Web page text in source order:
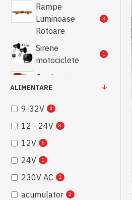
Rampe
Luminoase
Rotoare
3
Sirene
motociclete
1
Girofaruri cu
acumulator sau
2
Luminoase
Xenon
Accesorii Rampe
Luminoase
Accesorii Dirijare
ALIMENTARE
9-32V 4
12 - 24V 8
12V 6
24V 1
230V AC 1
acumulator 2